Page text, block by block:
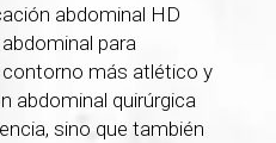
abdominal HD
para
más atlético y
abdominal quirúrgica
sino que también